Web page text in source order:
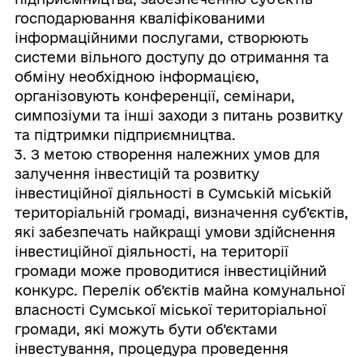
господарювання кваліфікованими
інформаційними послугами, створюють
системи вільного доступу до отримання та
обміну необхідною інформацією,
організовують конференції, семінари,
симпозіуми та інші заходи з питань розвитку
та підтримки підприємництва.
3. З метою створення належних умов для
залучення інвестицій та розвитку
інвестиційної діяльності в Сумській міській
територіальній громаді, визначення суб’єктів,
які забезпечать найкращі умови здійснення
інвестиційної діяльності, на території
громади може проводитися інвестиційний
конкурс. Перелік об’єктів майна комунальної
власності Сумської міської територіальної
громади, які можуть бути об’єктами
інвестування, процедура проведення